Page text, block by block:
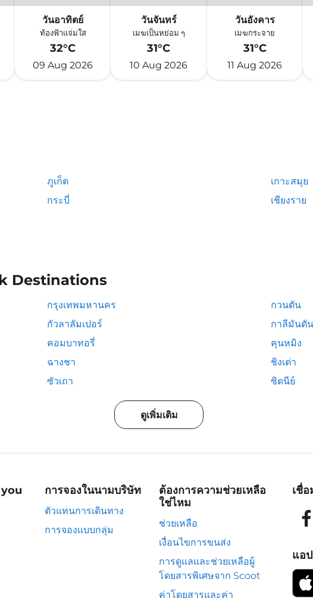
วันอาทิตย์
ท้องฟ้าแจ่มใส
32°C
09 Aug 2026
วันจันทร์
เมฆเป็นหย่อม ๆ
31°C
10 Aug 2026
วันอังคาร
เมฆกระจาย
31°C
11 Aug 2026
ภูเก็ต
เกาะสมุย
กระบี่
เชียงราย
Destinations
กรุงเทพมหานคร
กวนตัน
กัวลาลัมเปอร์
กาลีมันตัน
คอมบาทอรี่
คุนหมิง
ฉางชา
ชิงเต่า
ซัวเถา ซิดนีย์
ดูเพิ่มเติม
การจองในนามบริษัท
ตัวแทนการเดินทาง
การจองแบบกลุ่ม
ต้องการความช่วยเหลือ
ใช่ไหม
ช่วยเหลือ
เงื่อนไขการขนส่ง
การดูแลและช่วยเหลือผู้
โดยสารพิเศษจาก Scoot
ค่าโดยสารและค่า
เชื่
แอ